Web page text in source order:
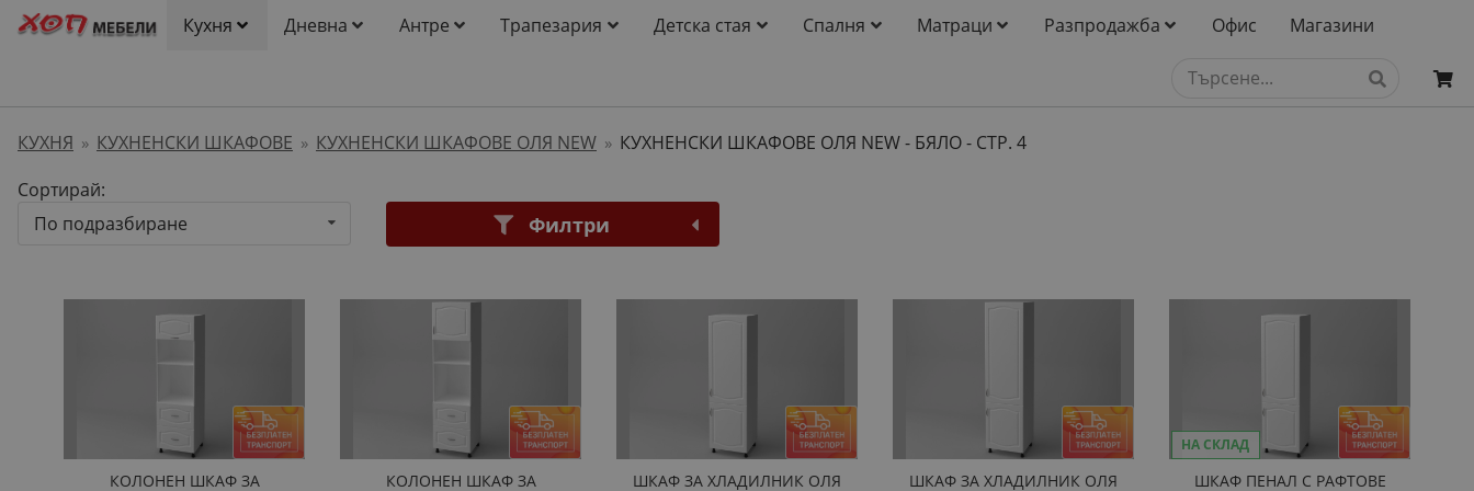
Кухня Дневна Антре Трапезария Детска стая Спалня Матраци Разпродажба Офис Магазини
КУХНЯ » КУХНЕНСКИ ШКАФОВЕ » КУХНЕНСКИ ШКАФОВЕ ОЛЯ NEW » КУХНЕНСКИ ШКАФОВЕ ОЛЯ NEW - БЯЛО- СТР. 4
Сортирай:
По подразбиране
Филтри
КОЛОНЕН ШКАФ ЗА
КОЛОНЕН ШКАФ ЗА
ШКАФ ЗА ХЛАДИЛНИК ОЛЯ
ШКАФ ЗА ХЛАДИЛНИК ОЛЯ
НА СКЛАД
ШКАФ ПЕНАЛ С РАФТОВЕ